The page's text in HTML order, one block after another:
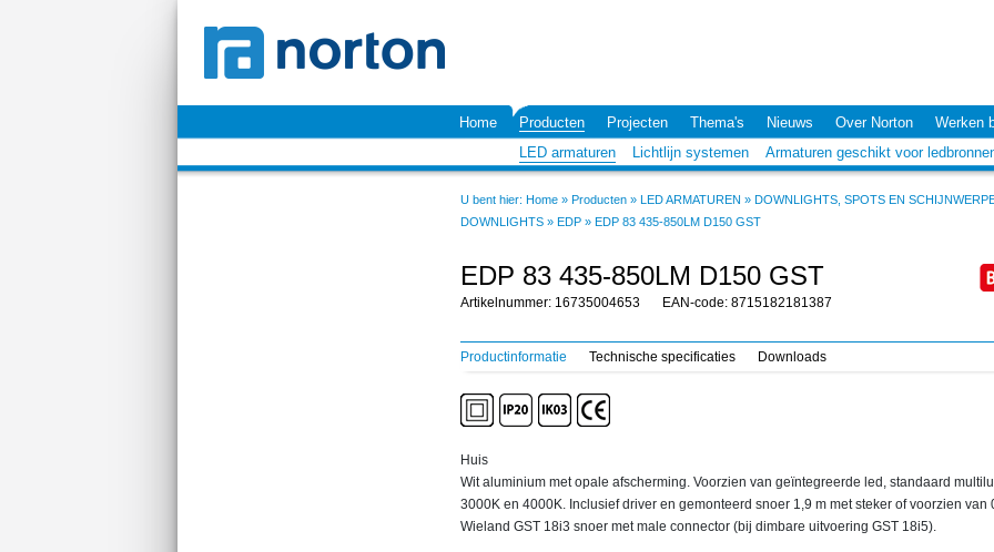
Home Producten Projecten Thema's Nieuws Over Norton Werken
LED armaturen
Lichtlijn systemen Armaturen geschikt voor
U bent hier: Home » Producten » LED ARMATUREN » DOWNLIGHTS, SPOTS EN
DOWNLIGHTS » EDP » EDP 83 435-850LM D150 GST
EDP 83 435-850LM D150 GST
Artikelnummer: 16735004653 EAN-code: 8715182181387
Productinformatie Technische specificaties Downloads
Huis
Wit aluminium met opale afscherming. Voorzien van geïntegreerde led, standaard
3000K en 4000K. Inclusief driver en gemonteerd snoer 1,9 m met steker of voorzien van
Wieland GST 18i3 snoer met male connector (bij dimbare uitvoering GST 18i5).